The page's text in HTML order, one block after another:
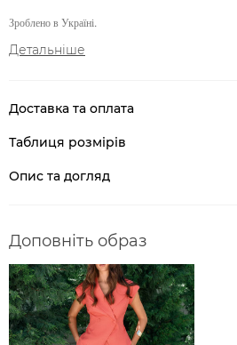
Зроблено в Україні.
Детальніше
Доставка та оплата
Таблиця розмірів
Опис та догляд
Доповніть образ